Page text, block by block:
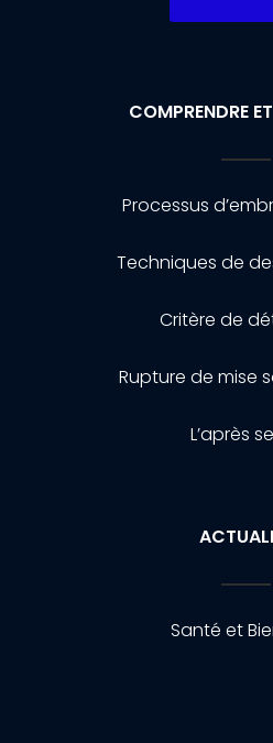
COMPRENDRE
Processus
Techniques de
Critère de
Rupture de mise
L’après
Santé et